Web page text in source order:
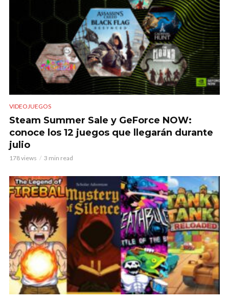
VIDEOJUEGOS
Steam Summer Sale y GeForce NOW:
conoce los 12 juegos que llegarán durante
julio
178 views 3 min read